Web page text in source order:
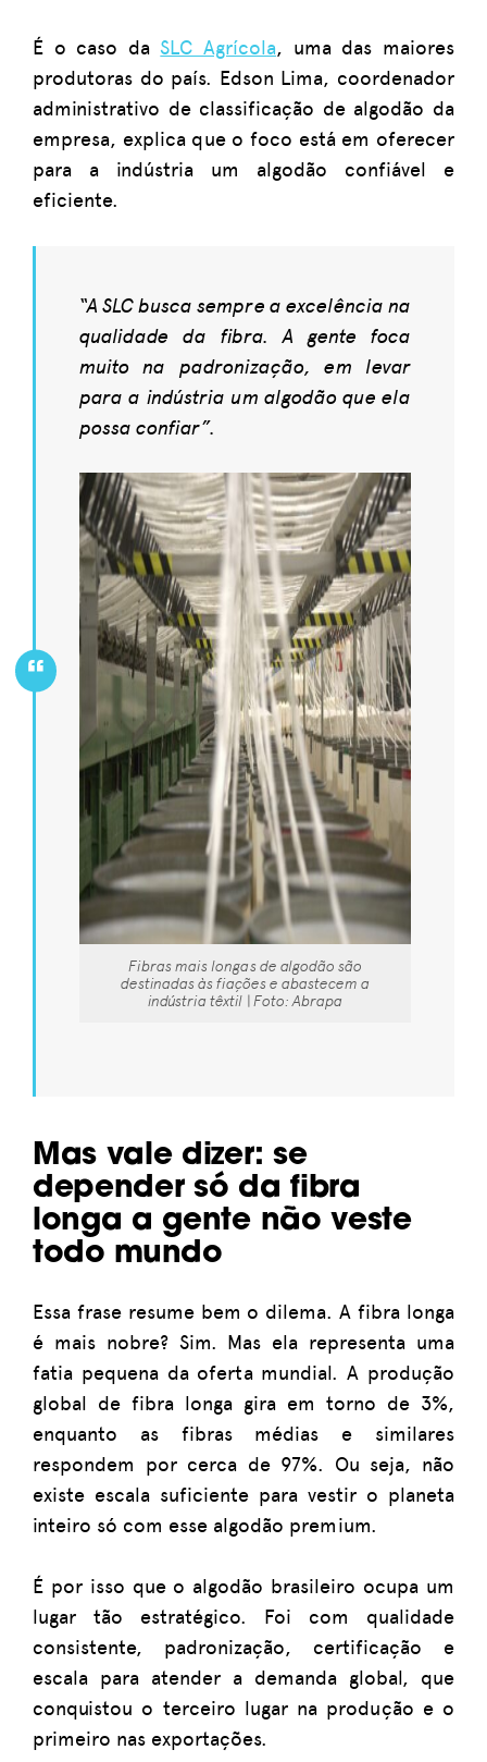
É o caso daSLC Agrícola, uma das maiores
produtoras do país. Edson Lima, coordenador
administrativo de classificação de algodão da
empresa, explica que o foco está em oferecer
para a indústria um algodão confiável e
eficiente.
“A SLC busca sempre a excelência na
qualidade da fibra. A gente foca
muito na padronização, em levar
para a indústria um algodão que ela
possa confiar”.
Fibras mais longas de algodão são
destinadas às fiações e abastecem a
indústria têxtil | Foto: Abrapa
Mas vale dizer: se
depender só da fibra
longa a gente não veste
todo mundo
Essa frase resume bem o dilema. A fibra longa
é mais nobre? Sim. Mas ela representa uma
fatia pequena da oferta mundial. A produção
global de fibra longa gira em torno de 3%,
enquanto as fibras médias e similares
respondem por cerca de 97%. Ou seja, não
existe escala suficiente para vestir o planeta
inteiro só com esse algodão premium.
É por isso que o algodão brasileiro ocupa um
lugar tão estratégico. Foi com qualidade
consistente, padronização, certificação e
escala para atender a demanda global, que
conquistou o terceiro lugar na produção e o
primeiro nas exportações.